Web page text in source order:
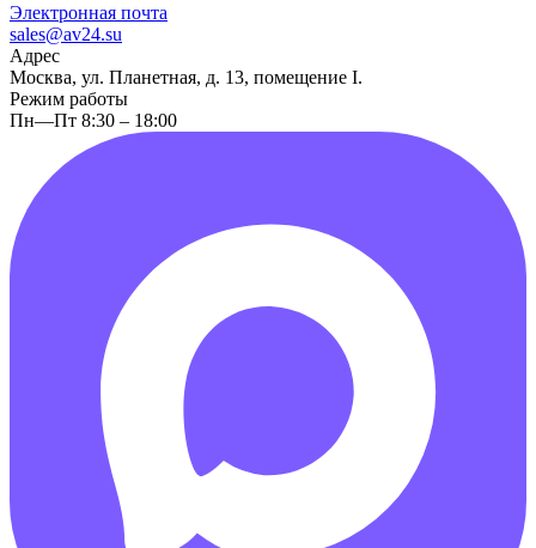
Электронная почта
sales@av24.su
Адрес
Москва, ул. Планетная, д. 13, помещение I.
Режим работы
Пн—Пт 8:30 – 18:00